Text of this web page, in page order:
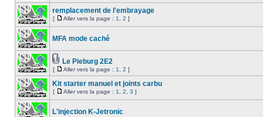
remplacement de l'embrayage
[ Aller vers la page : 1 2 ]
MFA mode caché
Le Pieburg 2E2
[ Aller vers la page : 1 2 ]
Kit starter manuel et joints carbu
[ Aller vers la page : 1 2 3 ]
L'injection K-Jetronic